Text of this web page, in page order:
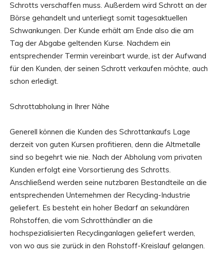
Schrotts verschaffen muss. Außerdem wird Schrott an der
Börse gehandelt und unterliegt somit tagesaktuellen
Schwankungen. Der Kunde erhält am Ende also die am
Tag der Abgabe geltenden Kurse. Nachdem ein
entsprechender Termin vereinbart wurde, ist der Aufwand
für den Kunden, der seinen Schrott verkaufen möchte, auch
schon erledigt.
Schrottabholung in Ihrer Nähe
Generell können die Kunden des Schrottankaufs Lage
derzeit von guten Kursen profitieren, denn die Altmetalle
sind so begehrt wie nie. Nach der Abholung vom privaten
Kunden erfolgt eine Vorsortierung des Schrotts.
Anschließend werden seine nutzbaren Bestandteile an die
entsprechenden Unternehmen der Recycling-Industrie
geliefert. Es besteht ein hoher Bedarf an sekundären
Rohstoffen, die vom Schrotthändler an die
hochspezialisierten Recyclinganlagen geliefert werden,
von wo aus sie zurück in den Rohstoff-Kreislauf gelangen.